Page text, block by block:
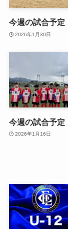
今週の試合予定
2026年1月30日
今週の試合予定
2026年1月16日